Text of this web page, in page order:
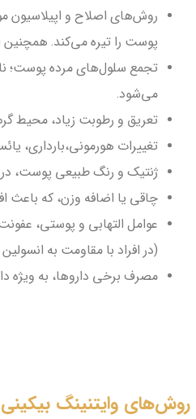
روش‌های اصلاح و اپیلاسیون
پوست را تیره می‌کند.
تجمع سلول‌های مرده پوست؛
می‌شود.
تعریق و رطوبت زیاد، محیط
تغییرات هورمونی،بارداری،
ژنتیک و رنگ طبیعی پوست، در
چاقی یا اضافه وزن، که باعث
عوامل التهابی و پوستی،
(در افراد با مقاومت به
مصرف برخی داروها، به ویژه
روش‌های وایتنینگ بیکینی